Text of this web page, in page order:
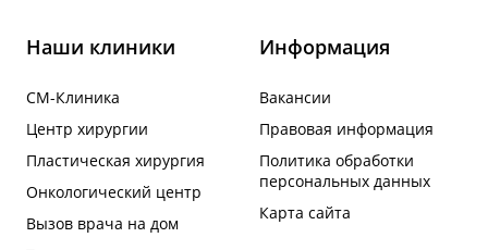
Наши клиники
СМ-Клиника
Центр хирургии
Пластическая хирургия
Онкологический центр
Вызов врача на дом
Информация
Вакансии
Правовая информация
Политика обработки
персональных данных
Карта сайта